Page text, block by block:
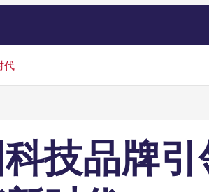
代
技品牌引